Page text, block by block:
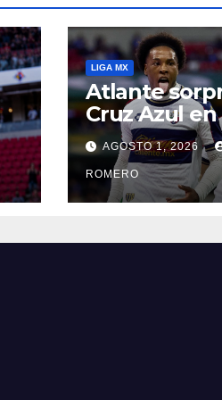
LIGA MX
Atlante
Cruz Azul en
Banorte
AGOSTO 1, 2026
ROMERO